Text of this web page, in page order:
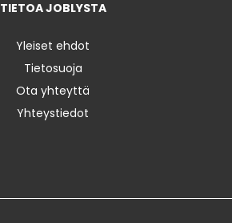
TIETOA JOBLYSTA
Yleiset ehdot
Tietosuoja
Ota yhteyttä
Yhteystiedot